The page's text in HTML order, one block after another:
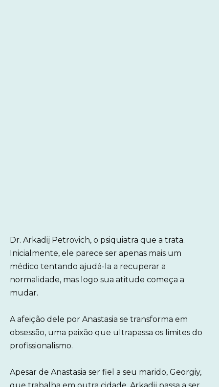
Dr. Arkadij Petrovich, o psiquiatra que a trata.
Inicialmente, ele parece ser apenas mais um
médico tentando ajudá-la a recuperar a
normalidade, mas logo sua atitude começa a
mudar.
A afeição dele por Anastasia se transforma em
obsessão, uma paixão que ultrapassa os limites do
profissionalismo.
Apesar de Anastasia ser fiel a seu marido, Georgiy,